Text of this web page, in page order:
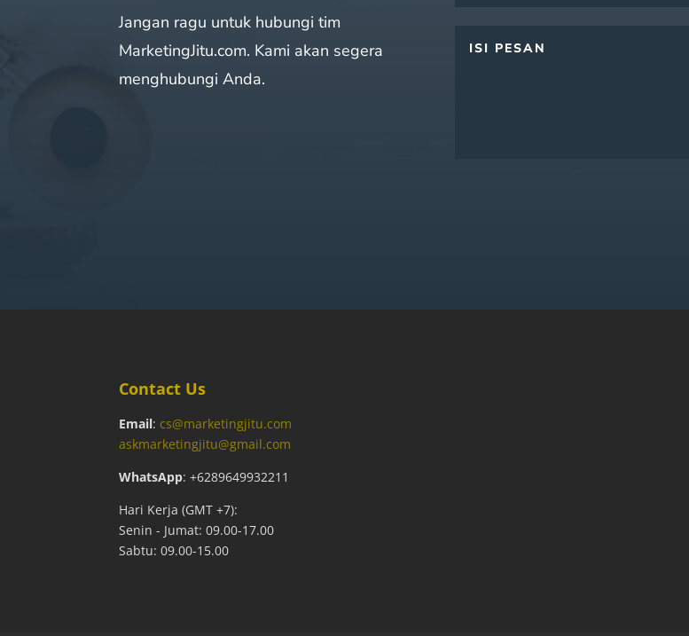
Jangan ragu untuk hubungi tim
MarketingJitu.com. Kami akan segera
menghubungi Anda.
Contact Us
Email: cs@marketingjitu.com
askmarketingjitu@gmail.com
WhatsApp: +6289649932211
Hari Kerja (GMT +7):
Senin - Jumat: 09.00-17.00
Sabtu: 09.00-15.00